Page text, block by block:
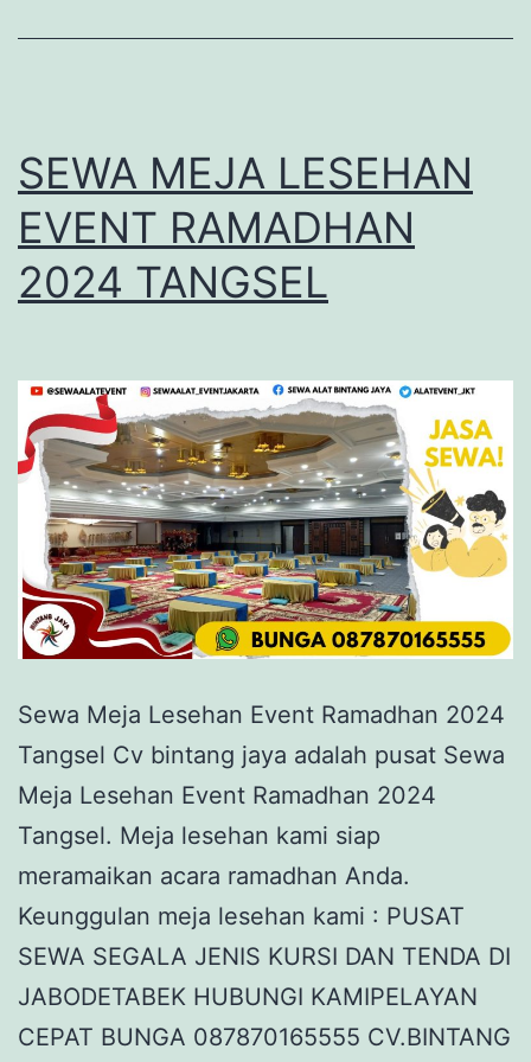
SEWA MEJA LESEHAN
EVENT RAMADHAN
2024 TANGSEL
Sewa Meja Lesehan Event Ramadhan 2024
Tangsel Cv bintang jaya adalah pusat Sewa
Meja Lesehan Event Ramadhan 2024
Tangsel. Meja lesehan kami siap
meramaikan acara ramadhan Anda.
Keunggulan meja lesehan kami : PUSAT
SEWA SEGALA JENIS KURSI DAN TENDA DI
JABODETABEK HUBUNGI KAMIPELAYAN
CEPAT BUNGA 087870165555 CV.BINTANG